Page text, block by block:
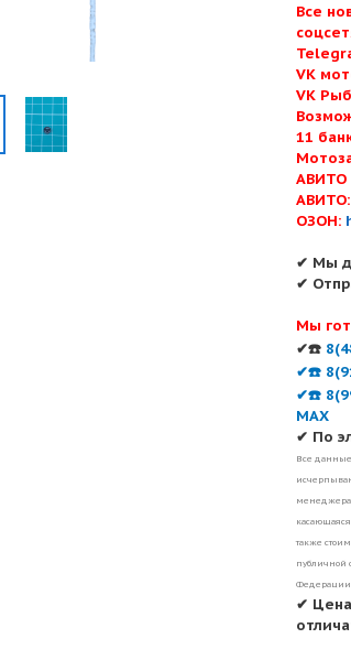
Все
VK
VK
11
АВИТО
АВИТО:
ОЗОН:
✔ Мы
✔
Мы
✔☎️
✔☎️
✔☎️
MAX
✔ По
Все
также
публичной
✔